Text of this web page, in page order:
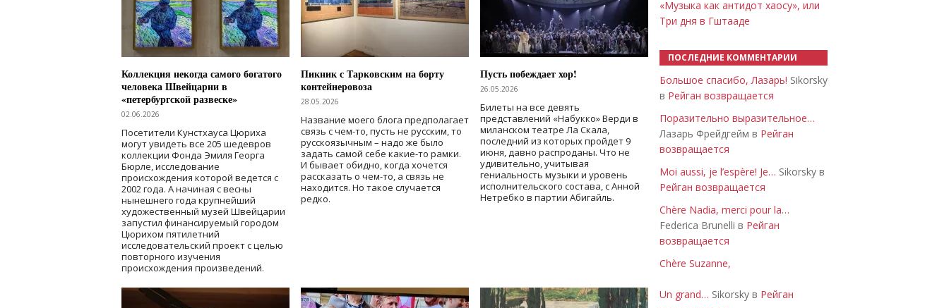
Коллекция некогда самого богатого
человека Швейцарии в
«петербургской развеске»
02.06.2026
Посетители Кунстхауса Цюриха
могут увидеть все 205 шедевров
коллекции Фонда Эмиля Георга
Бюрле, исследование
происхождения которой ведется с
2002 года. А начиная с весны
нынешнего года крупнейший
художественный музей Швейцарии
запустил финансируемый городом
Цюрихом пятилетний
исследовательский проект с целью
повторного изучения
происхождения произведений.
Пикник с Тарковским на борту
контейнеровоза
28.05.2026
Название моего блога предполагает
связь с чем-то, пусть не русским, то
русскоязычным – надо же было
задать самой себе какие-то рамки.
И бывает обидно, когда хочется
рассказать о чем-то, а связь не
находится. Но такое случается
редко.
Пусть побеждает хор!
26.05.2026
Билеты на все девять
представлений «Набукко» Верди в
миланском театре Ла Скала,
последний из которых пройдет 9
июня, давно распроданы. Что не
удивительно, учитывая
гениальность музыки и уровень
исполнительского состава, с Анной
Нетребко в партии Абигайль.
«Музыка как антидот хаосу», или
Три дня в Гштааде
ПОСЛЕДНИЕ КОММЕНТАРИИ
Большое спасибо, Лазарь! Sikorsky
в Рейган возвращается
Поразительно выразительное…
Лазарь Фрейдгейм в Рейган
возвращается
Moi aussi, je l’espère! Je… Sikorsky в
Рейган возвращается
Chère Nadia, merci pour la…
Federica Brunelli в Рейган
возвращается
Chère Suzanne,
Un grand… Sikorsky в Рейган